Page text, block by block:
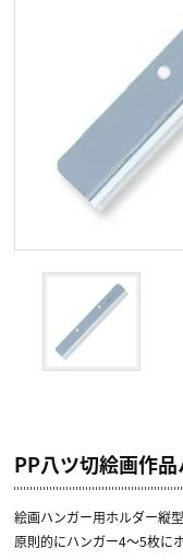
PP八ツ切絵画作
絵画ハンガー用ホルダー縦
原則的にハンガー4～5枚に